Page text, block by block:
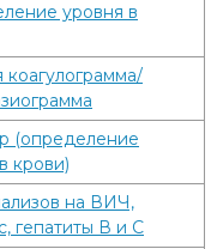
уровня в
коагулограмма/
(определение
крови)
на ВИЧ,
гепатиты В и С